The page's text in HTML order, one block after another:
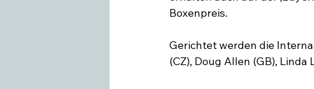
Boxenpreis.
Gerichtet werden die
(CZ), Doug Allen (GB), Linda